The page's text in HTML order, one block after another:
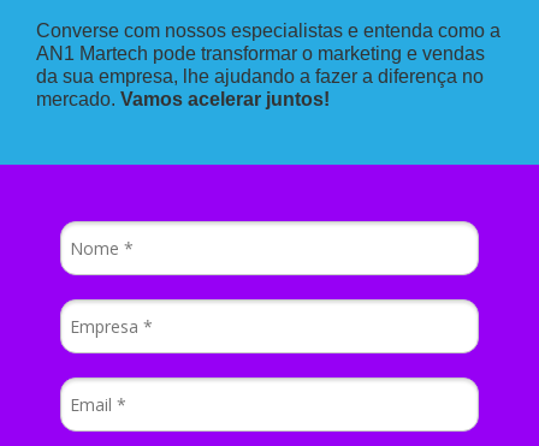
Converse com nossos especialistas e entenda como a
AN1 Martech pode transformar o marketing e vendas
da sua empresa, lhe ajudando a fazer a diferença no
mercado. Vamos acelerar juntos!